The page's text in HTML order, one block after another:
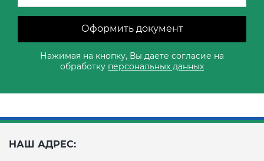
Оформить документ
Нажимая на кнопку, Вы даете согласие на
обработку персональных данных
НАШ АДРЕС: